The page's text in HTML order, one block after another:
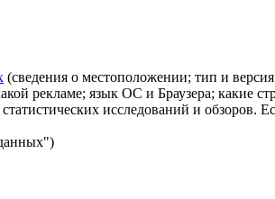
(сведения о местоположении; тип и
рекламе; язык ОС и Браузера; какие
исследований и